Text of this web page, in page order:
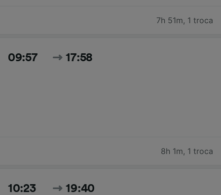
7h 51m, 1 troca
09:57 17:58
8h 1m, 1 troca
10:23 19:40